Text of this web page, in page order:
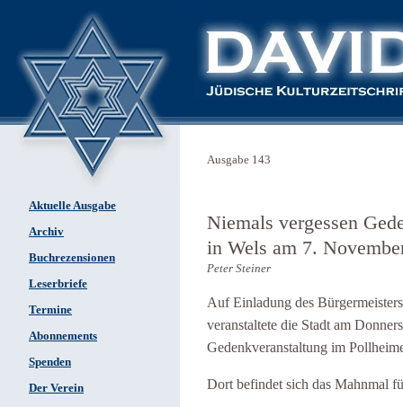
Aktuelle Ausgabe
Archiv
Buchrezensionen
Leserbriefe
Termine
Abonnements
Spenden
Der Verein
Ausgabe 143
Niemals vergessen
in Wels am 7.
Peter Steiner
Auf Einladung des
veranstaltete die Stadt am
Gedenkveranstaltung im
Dort befindet sich das Mahnmal